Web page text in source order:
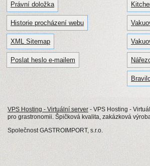
Právní doložka
Historie procházení webu
XML Sitemap
Poslat heslo e-mailem
VPS Hosting - Virtuální server - VPS Hosting -
pro grastronomii. Špičková kvalita, zakázková
Společnost GASTROIMPORT, s.r.o.